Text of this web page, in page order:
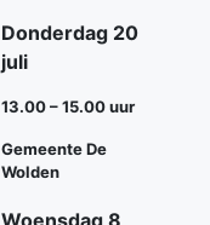
Donderdag 20
juli
13.00 – 15.00 uur
Gemeente De
Wolden
Woensdag 8